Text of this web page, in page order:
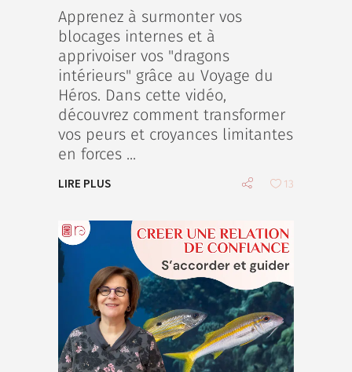
Apprenez à surmonter vos
blocages internes et à
apprivoiser vos "dragons
intérieurs" grâce au Voyage du
Héros. Dans cette vidéo,
découvrez comment transformer
vos peurs et croyances limitantes
en forces
LIRE PLUS 13